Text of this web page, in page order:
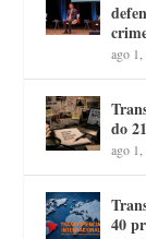
ago
do
ago
40